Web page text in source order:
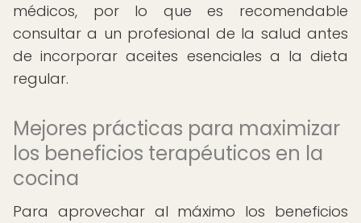
médicos, por lo que es recomendable
consultar a un profesional de la salud antes
de incorporar aceites esenciales a la dieta
regular.
Mejores prácticas para maximizar
los beneficios terapéuticos en la
cocina
Para aprovechar al máximo los beneficios